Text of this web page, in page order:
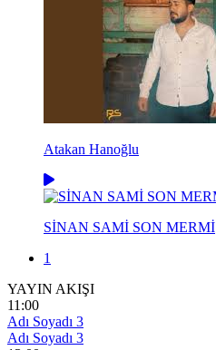
Atakan Hanoğlu
SİNAN SAMİ SON MERMİ
1
YAYIN AKIŞI
11:00
Adı Soyadı 3
Adı Soyadı 3